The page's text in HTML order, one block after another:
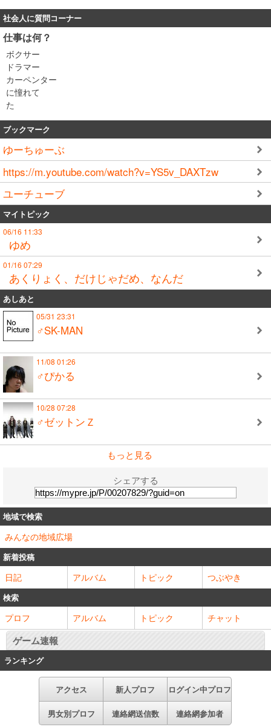
社会人に質問コーナー
仕事は何？
ボクサー
ドラマー
カーペンター
に憧れて
た
ブックマーク
ゆーちゅーぶ
https://m.youtube.com/watch?v=YS5v_DAXTzw
ユーチューブ
マイトピック
06/16 11:33
ゆめ
01/16 07:29
あくりょく、だけじゃだめ、なんだ
あしあと
05/31 23:31
♂SK-MAN
11/08 01:26
♂ぴかる
10/28 07:28
♂ゼットンＺ
もっと見る
シェアする
地域で検索
みんなの地域広場
新着投稿
日記 アルバム トピック つぶやき
検索
プロフ アルバム トピック チャット
ゲーム速報
ランキング
アクセス 新人プロフ ログイン中プロフ
男女別プロフ 連絡網送信数 連絡網参加者